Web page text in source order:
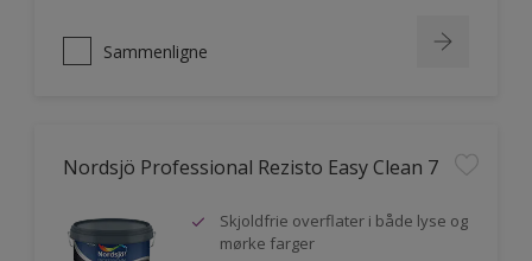
Sammenligne
Nordsjö Professional Rezisto Easy Clean 7
Skjoldfrie overflater i både lyse og
mørke farger